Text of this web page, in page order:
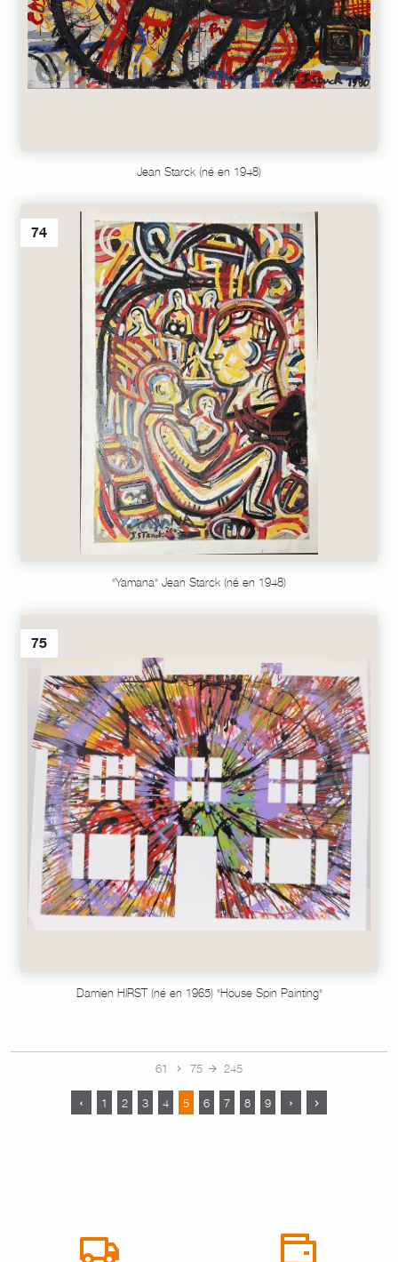
Jean Starck (né en 1948)
74
"Yamana" Jean Starck (né en 1948)
75
Damien HIRST (né en 1965) "House Spin Painting"
61 75 245
1 2 3 4 5 6 7 8 9